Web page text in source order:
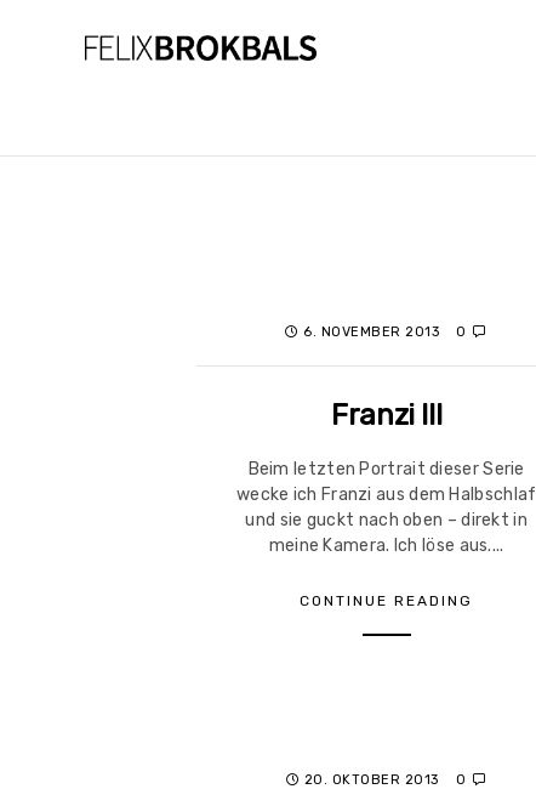
6. NOVEMBER 2013 0
Franzi III
Beim letzten Portrait dieser Serie
wecke ich Franzi aus dem Halbschlaf
und sie guckt nach oben – direkt in
meine Kamera. Ich löse aus....
CONTINUE READING
20. OKTOBER 2013 0